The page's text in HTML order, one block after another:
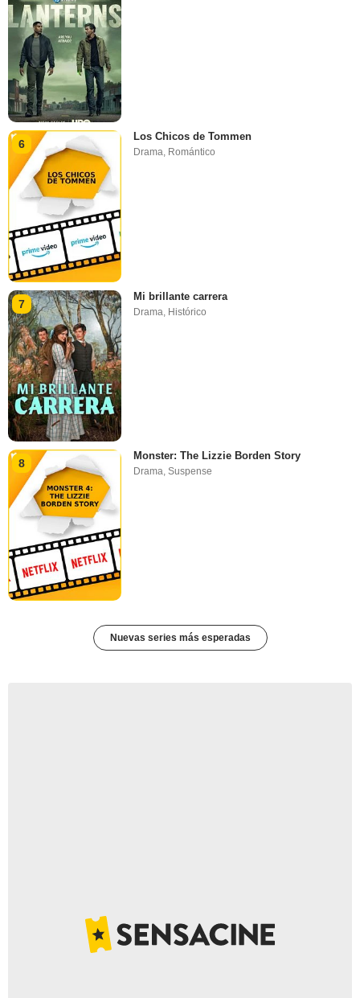
6
Los Chicos de Tommen
Drama, Romántico
7
Mi brillante carrera
Drama Histórico
8
Monster: The Lizzie Borden Story
Drama,Suspense
Nuevas series más esperadas